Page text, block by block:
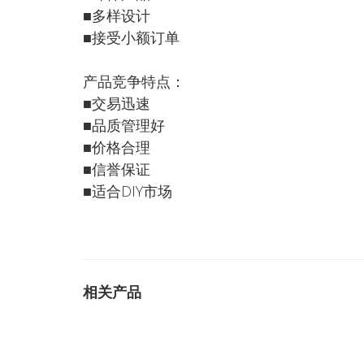
■多样设计
■接受小额订单
产品竞争特点：
■交易迅速
■品质管理好
■价格合理
■信誉保证
■适合DIY市场
相关产品